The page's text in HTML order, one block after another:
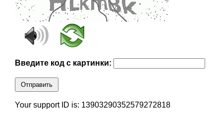
Введите код с картинки:
Отправить
Your support ID is: 13903290352579272818